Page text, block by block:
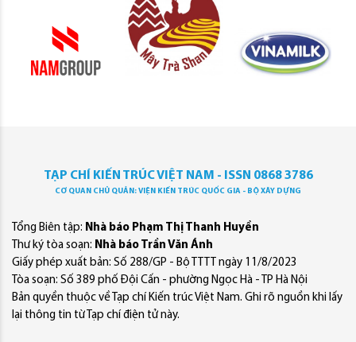
TẠP CHÍ KIẾN TRÚC VIỆT NAM - ISSN 0868 3786
CƠ QUAN CHỦ QUẢN: VIỆN KIẾN TRÚC QUỐC GIA - BỘ XÂY DỰNG
Tổng Biên tập: Nhà báo Phạm Thị Thanh Huyền
Thư ký tòa soạn: Nhà báo Trần Văn Ánh
Giấy phép xuất bản: Số 288/GP - Bộ TTTT ngày 11/8/2023
Tòa soạn: Số 389 phố Đội Cấn - phường Ngọc Hà - TP Hà Nội
Bản quyền thuộc về Tạp chí Kiến trúc Việt Nam. Ghi rõ nguồn khi lấy
lại thông tin từ Tạp chí điện tử này.